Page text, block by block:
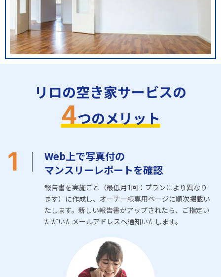
リロの空き家サービスの
4つのメリット
1
Web上で写真付の
マンスリーレポートを確認
報告書を実施ごと（最低月1回：プランにより異なり
ます）に作成し、オーナー様専用ページに順次掲載い
たします。新しい報告書がアップされたら、ご指定い
ただいたメールアドレスへ通知いたします。